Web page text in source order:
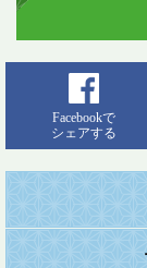
Facebookで
シェアする